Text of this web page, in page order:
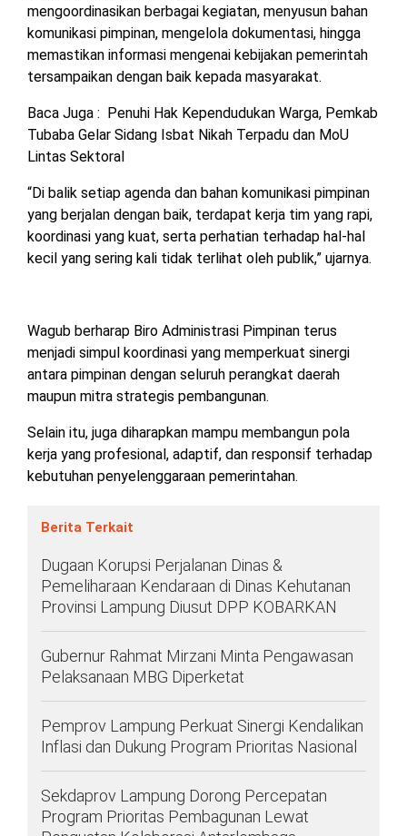
mengoordinasikan berbagai kegiatan, menyusun bahan
komunikasi pimpinan, mengelola dokumentasi, hingga
memastikan informasi mengenai kebijakan pemerintah
tersampaikan dengan baik kepada masyarakat.
Baca Juga : Penuhi Hak Kependudukan Warga, Pemkab
Tubaba Gelar Sidang Isbat Nikah Terpadu dan MoU
Lintas Sektoral
“Di balik setiap agenda dan bahan komunikasi pimpinan
yang berjalan dengan baik, terdapat kerja tim yang rapi,
koordinasi yang kuat, serta perhatian terhadap hal-hal
kecil yang sering kali tidak terlihat oleh publik,” ujarnya.
Wagub berharap Biro Administrasi Pimpinan terus
menjadi simpul koordinasi yang memperkuat sinergi
antara pimpinan dengan seluruh perangkat daerah
maupun mitra strategis pembangunan.
Selain itu, juga diharapkan mampu membangun pola
kerja yang profesional, adaptif, dan responsif terhadap
kebutuhan penyelenggaraan pemerintahan.
Berita Terkait
Dugaan Korupsi Perjalanan Dinas &
Pemeliharaan Kendaraan di Dinas Kehutanan
Provinsi Lampung Diusut DPP KOBARKAN
Gubernur Rahmat Mirzani Minta Pengawasan
Pelaksanaan MBG Diperketat
Pemprov Lampung Perkuat Sinergi Kendalikan
Inflasi dan Dukung Program Prioritas Nasional
Sekdaprov Lampung Dorong Percepatan
Program Prioritas Pembagunan Lewat